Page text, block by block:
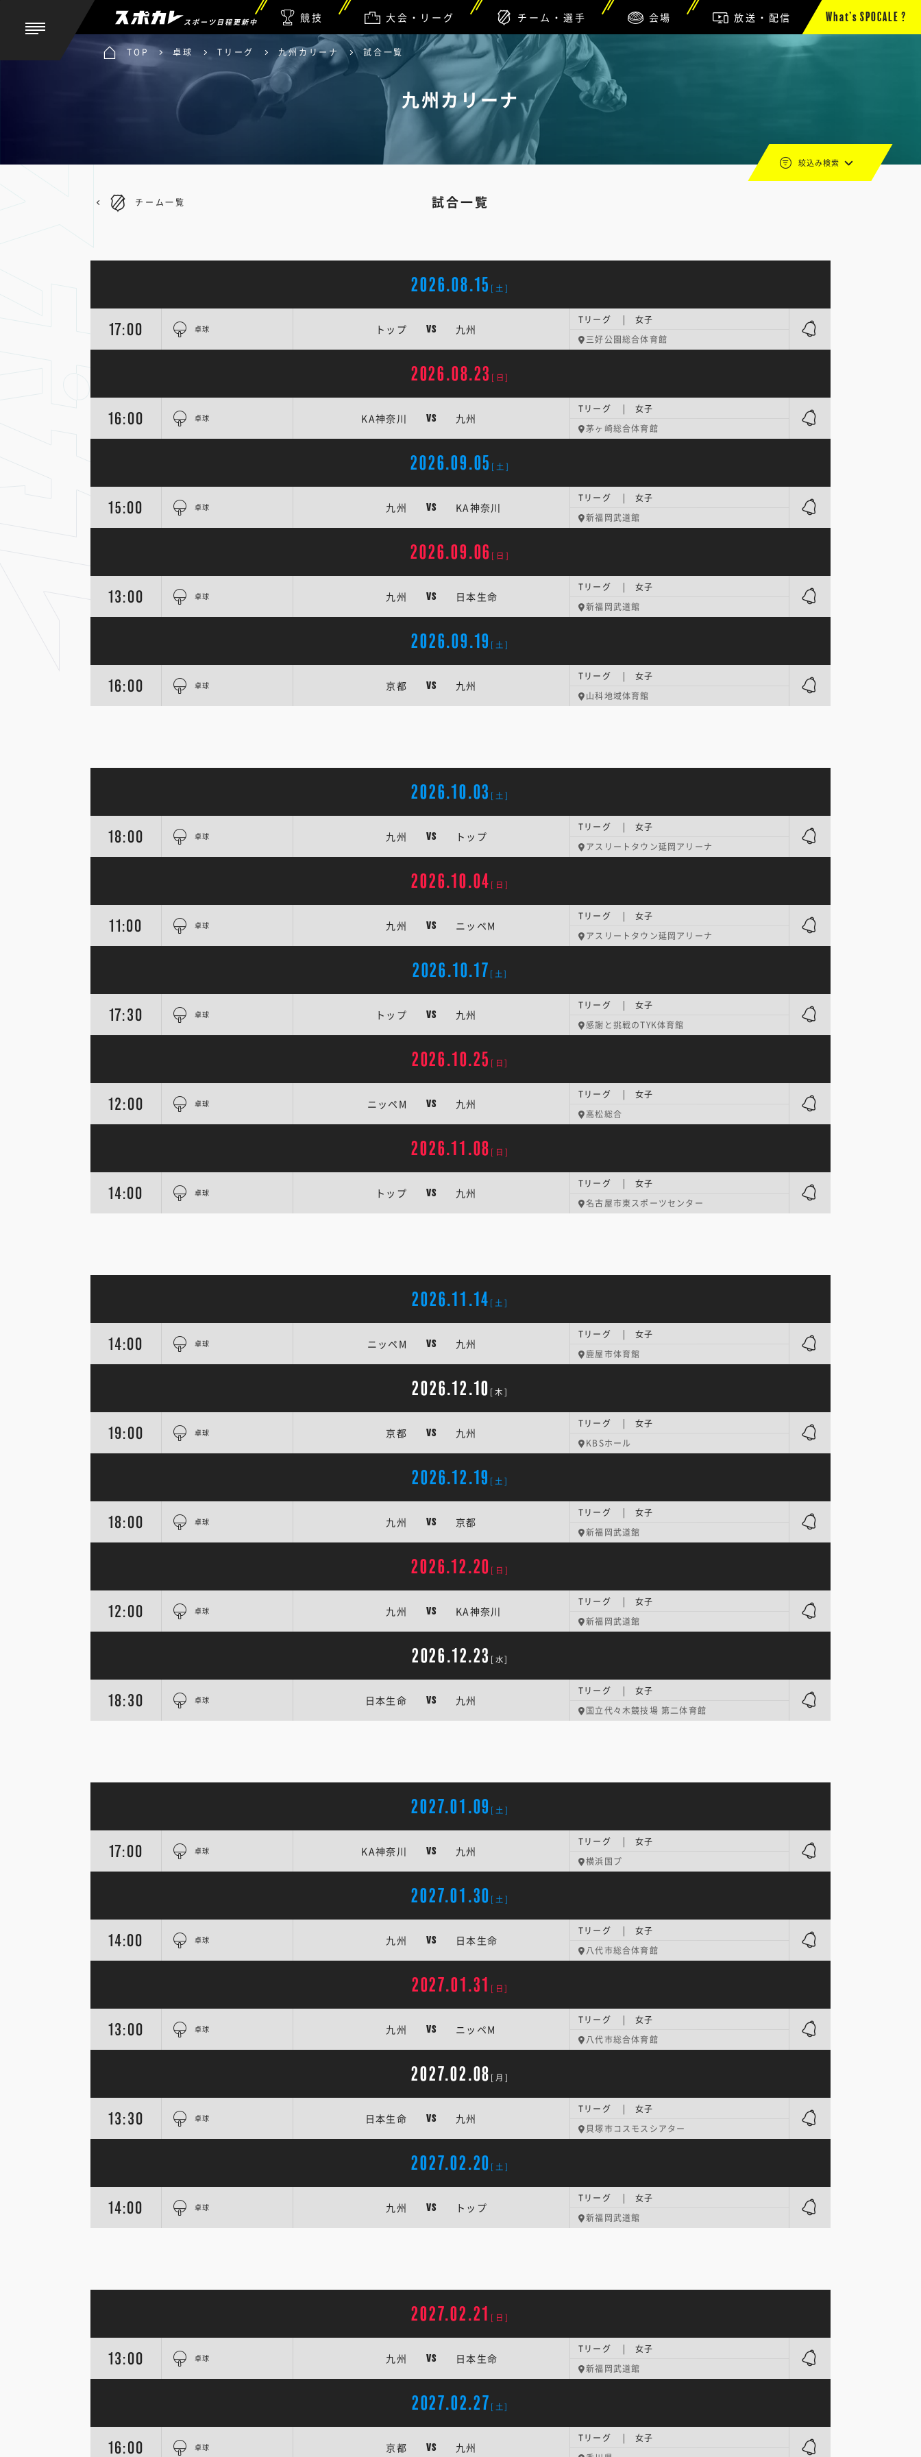
スポーツ日程更新中 競技 大会・リーグ チーム・選手 会場 放送・配信 What’s SPOCALE ?
TOP 卓球 Tリーグ 九州カリーナ 試合一覧
九州カリーナ
試合一覧
絞込み検索
チーム一覧
2026.08.15 [土]
17:00 卓球 トップ VS 九州
Tリーグ | 女子
三好公園総合体育館
2026.08.23 [日]
16:00 卓球 KA神奈川 VS 九州
Tリーグ | 女子
茅ヶ崎総合体育館
2026.09.05 [土]
15:00 卓球 九州 VS KA神奈川
Tリーグ | 女子
新福岡武道館
2026.09.06 [日]
13:00 卓球 九州 VS 日本生命
Tリーグ | 女子
新福岡武道館
2026.09.19 [土]
16:00 卓球 京都 VS 九州
Tリーグ | 女子
山科地域体育館
2026.10.03 [土]
18:00 卓球 九州 VS トップ
Tリーグ | 女子
アスリートタウン延岡アリーナ
2026.10.04 [日]
11:00 卓球 九州 VS ニッペM
Tリーグ | 女子
アスリートタウン延岡アリーナ
2026.10.17 [土]
17:30 卓球 トップ VS 九州
Tリーグ | 女子
感謝と挑戦のTYK体育館
2026.10.25 [日]
12:00 卓球 ニッペM VS 九州
Tリーグ | 女子
高松総合
2026.11.08 [日]
14:00 卓球 トップ VS 九州
Tリーグ | 女子
名古屋市東スポーツセンター
2026.11.14 [土]
14:00 卓球 ニッペM VS 九州
Tリーグ | 女子
鹿屋市体育館
2026.12.10 [木]
19:00 卓球 京都 VS 九州
Tリーグ | 女子
KBSホール
2026.12.19 [土]
18:00 卓球 九州 VS 京都
Tリーグ | 女子
新福岡武道館
2026.12.20 [日]
12:00 卓球 九州 VS KA神奈川
Tリーグ | 女子
新福岡武道館
2026.12.23 [水]
18:30 卓球 日本生命 VS 九州
Tリーグ | 女子
国立代々木競技場 第二体育館
2027.01.09 [土]
17:00 卓球 KA神奈川 VS 九州
Tリーグ | 女子
横浜国プ
2027.01.30 [土]
14:00 卓球 九州 VS 日本生命
Tリーグ | 女子
八代市総合体育館
2027.01.31 [日]
13:00 卓球 九州 VS ニッペM
Tリーグ | 女子
八代市総合体育館
2027.02.08 [月]
13:30 卓球 日本生命 VS 九州
Tリーグ | 女子
貝塚市コスモスシアター
2027.02.20 [土]
14:00 卓球 九州 VS トップ
Tリーグ | 女子
新福岡武道館
2027.02.21 [日]
13:00 卓球 九州 VS 日本生命
Tリーグ | 女子
新福岡武道館
2027.02.27 [土]
16:00 卓球 京都 VS 九州
Tリーグ | 女子